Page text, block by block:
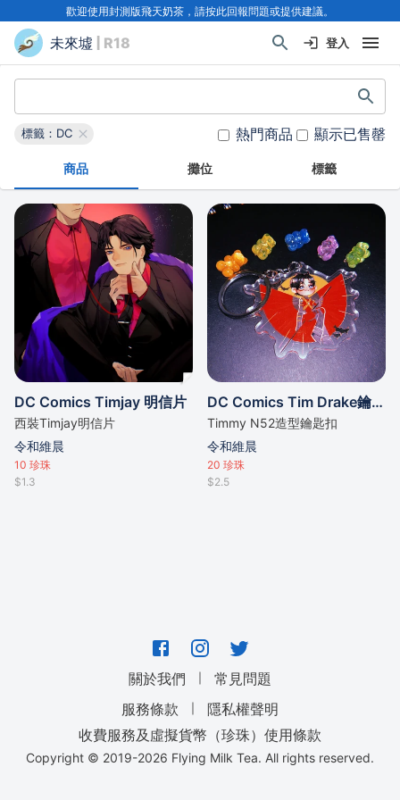
歡迎使用封測版飛天奶茶，請按此回報問題或提供建議。
未來墟 | R18 登入
標籤：DC 熱門商品 顯示已售罄
商品 攤位 標籤
DC Comics Timjay 明信片
西裝Timjay明信片
令和維晨
10 珍珠
$1.3
DC Comics Tim Drake鑰匙扣
Timmy N52造型鑰匙扣
令和維晨
20 珍珠
$2.5
關於我們 ｜
常見問題
服務條款
｜
隱私權聲明
收費服務及虛擬貨幣（珍珠）使用條款
Copyright © 2019-2026 Flying Milk Tea. All rights reserved.